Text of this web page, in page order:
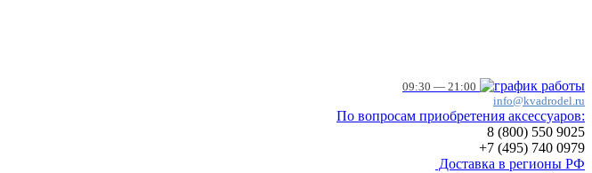
09:30 — 21:00
info@kvadrodel.ru
По вопросам приобретения аксессуаров:
8 (800) 550 9025
+7 (495) 740 0979
Доставка в регионы РФ